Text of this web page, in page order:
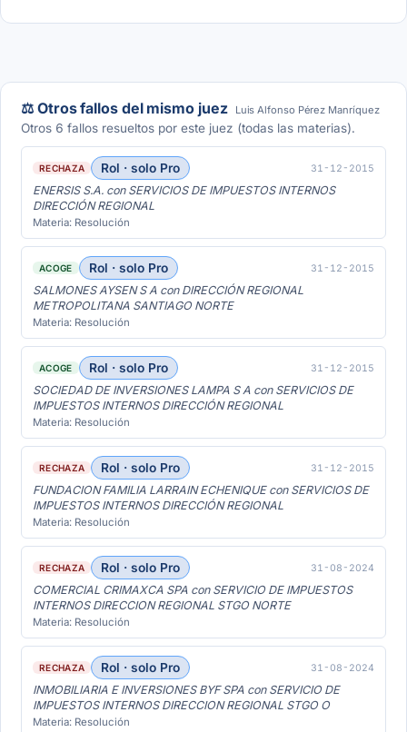
⚖️ Otros fallos del mismo juez Luis Alfonso Pérez Manríquez
Otros 6 fallos resueltos por este juez (todas las materias).
RECHAZA Rol · solo Pro 31-12-2015
ENERSIS S.A. con SERVICIOS DE IMPUESTOS INTERNOS
DIRECCIÓN REGIONAL
Materia: Resolución
ACOGE Rol · solo Pro 31-12-2015
SALMONES AYSEN S A con DIRECCIÓN REGIONAL
METROPOLITANA SANTIAGO NORTE
Materia: Resolución
ACOGE Rol · solo Pro 31-12-2015
SOCIEDAD DE INVERSIONES LAMPA S A con SERVICIOS DE
IMPUESTOS INTERNOS DIRECCIÓN REGIONAL
Materia: Resolución
RECHAZA Rol · solo Pro 31-12-2015
FUNDACION FAMILIA LARRAIN ECHENIQUE con SERVICIOS DE
IMPUESTOS INTERNOS DIRECCIÓN REGIONAL
Materia: Resolución
RECHAZA Rol · solo Pro 31-08-2024
COMERCIAL CRIMAXCA SPA con SERVICIO DE IMPUESTOS
INTERNOS DIRECCION REGIONAL STGO NORTE
Materia: Resolución
RECHAZA Rol · solo Pro 31-08-2024
INMOBILIARIA E INVERSIONES BYF SPA con SERVICIO DE
IMPUESTOS INTERNOS DIRECCION REGIONAL STGO O
Materia: Resolución